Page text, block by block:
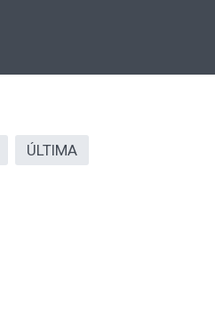
ÚLTIMA